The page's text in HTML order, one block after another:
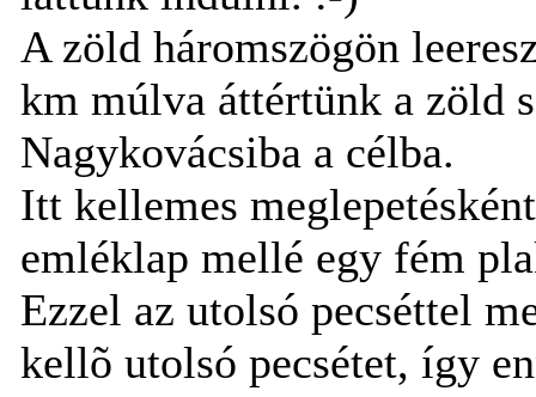
A zöld háromszögön
km múlva áttértünk a zöld
Nagykovácsiba a célba.
Itt kellemes
emléklap mellé egy fém
Ezzel az utolsó pecséttel
kellõ utolsó pecsétet, így